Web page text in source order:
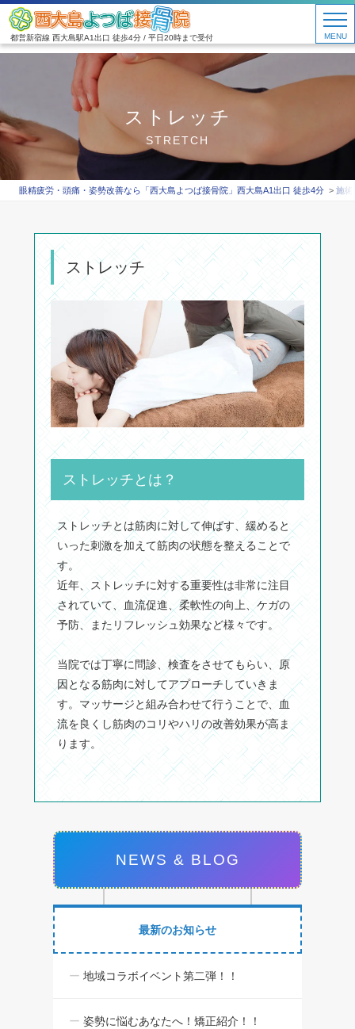
都営新宿線 西大島駅A1出口 徒歩4分 / 平日20時まで受付 MENU
ストレッチ
STRETCH
眼精疲労・頭痛・姿勢改善なら「西大島よつば接骨院」西大島A1出口 徒歩4分 施術
ストレッチ
ストレッチとは？
ストレッチとは筋肉に対して伸ばす、緩めると
いった刺激を加えて筋肉の状態を整えることで
す。
近年、ストレッチに対する重要性は非常に注目
されていて、血流促進、柔軟性の向上、ケガの
予防、またリフレッシュ効果など様々です。
当院では丁寧に問診、検査をさせてもらい、原
因となる筋肉に対してアプローチしていきま
す。マッサージと組み合わせて行うことで、血
流を良くし筋肉のコリやハリの改善効果が高ま
ります。
NEWS & BLOG
最新のお知らせ
地域コラボイベント第二弾！！
姿勢に悩むあなたへ！矯正紹介！！